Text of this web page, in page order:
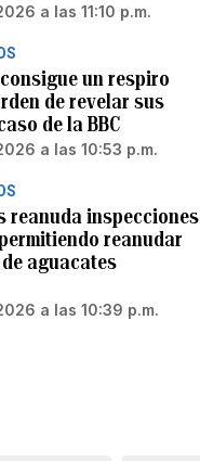
a las 11:10 p.m.
un respiro
de revelar sus
de la BBC
a las 10:53 p.m.
reanuda inspecciones
reanudar
aguacates
a las 10:39 p.m.